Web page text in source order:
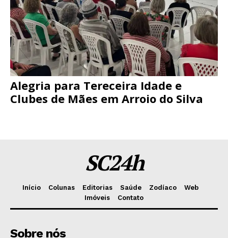
Alegria para Tereceira Idade e
Clubes de Mães em Arroio do Silva
SC24h
Início Colunas Editorias Saúde Zodíaco
Web
Imóveis
Contato
Sobre nós